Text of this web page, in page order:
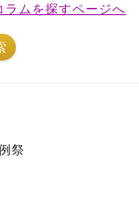
ラムを探すページへ
祭